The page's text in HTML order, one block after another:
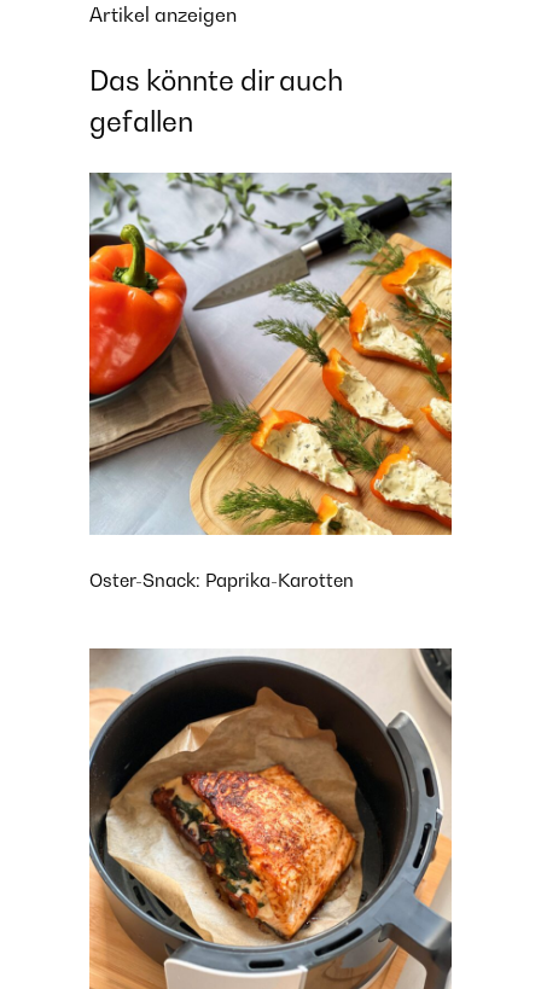
Artikel anzeigen
Das könnte dir auch
gefallen
Oster-Snack: Paprika-Karotten